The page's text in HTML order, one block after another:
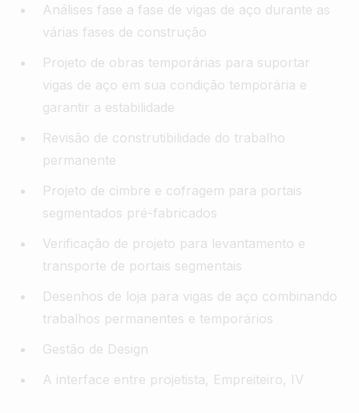
Análises fase a fase de vigas de aço durante as
várias fases de construção
Projeto de obras temporárias para suportar
vigas de aço em sua condição temporária e
garantir a estabilidade
Revisão de construtibilidade do trabalho
permanente
Projeto de cimbre e cofragem para portais
segmentados pré-fabricados
Verificação de projeto para levantamento e
transporte de portais segmentais
Desenhos de loja para vigas de aço combinando
trabalhos permanentes e temporários
Gestão de Design
A interface entre projetista, Empreiteiro, IV